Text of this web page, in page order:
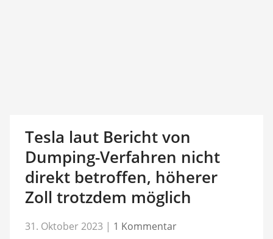
Tesla laut Bericht von
Dumping-Verfahren nicht
direkt betroffen, höherer
Zoll trotzdem möglich
31. Oktober 2023 | 1 Kommentar